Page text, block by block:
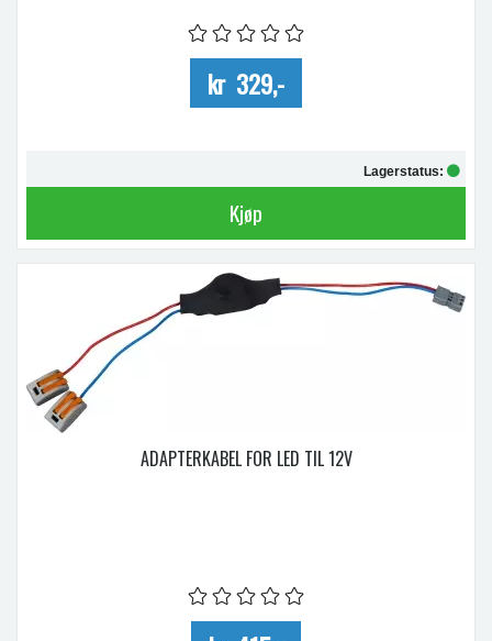
kr 329,-
Lagerstatus:
Kjøp
ADAPTERKABEL FOR LED TIL 12V